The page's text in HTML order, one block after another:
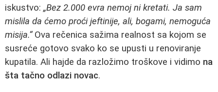
iskustvo: „Bez 2.000 evra nemoj ni kretati. Ja sam
mislila da ćemo proći jeftinije, ali, bogami, nemoguća
misija.“Ova rečenica sažima realnost sa kojom se
susreće gotovo svako ko se upusti u renoviranje
kupatila. Ali hajde da razložimo troškove i vidimo na
šta tačno odlazi novac.